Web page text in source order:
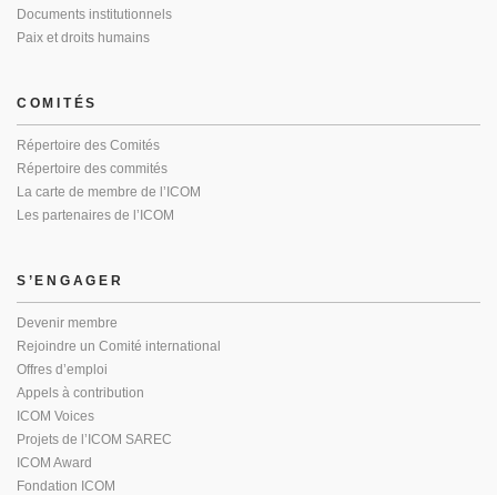
Documents institutionnels
Paix et droits humains
COMITÉS
Répertoire des Comités
Répertoire des commités
La carte de membre de l’ICOM
Les partenaires de l’ICOM
S’ENGAGER
Devenir membre
Rejoindre un Comité international
Offres d’emploi
Appels à contribution
ICOM Voices
Projets de l’ICOM SAREC
ICOM Award
Fondation ICOM